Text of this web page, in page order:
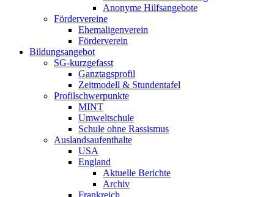
Anonyme Hilfsangebote
Fördervereine
Ehemaligenverein
Förderverein
Bildungsangebot
SG-kurzgefasst
Ganztagsprofil
Zeitmodell & Stundentafel
Profilschwerpunkte
MINT
Umweltschule
Schule ohne Rassismus
Auslandsaufenthalte
USA
England
Aktuelle Berichte
Archiv
Frankreich